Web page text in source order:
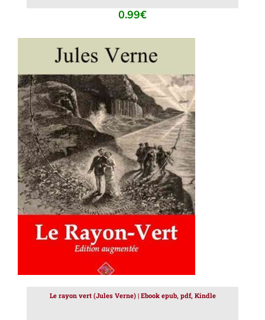
0.99€
AJOUTER AU PANIER / DÉTAILS
Le rayon vert (Jules Verne) | Ebook epub, pdf, Kindle